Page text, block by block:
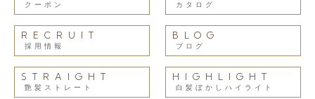
クーポン カタログ
RECRUIT
採用情報
BLOG
ブログ
STRAIGHT
艶髪ストレート
HIGHLIGHT
白髪ぼかしハイライト